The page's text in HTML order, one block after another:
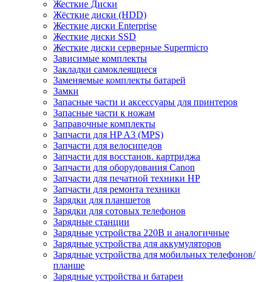
Жесткие Диски
Жёсткие диски (HDD)
Жесткие диски Enterprise
Жесткие диски SSD
Жесткие диски серверные Supermicro
Зависимые комплекты
Закладки самоклеящиеся
Заменяемые комплекты батарей
Замки
Запасные части и аксессуары для принтеров
Запасные части к ножам
Заправочные комплекты
Запчасти для HP A3 (MPS)
Запчасти для велосипедов
Запчасти для восстанов. картриджа
Запчасти для оборудования Canon
Запчасти для печатной техники HP
Запчасти для ремонта техники
Зарядки для планшетов
Зарядки для сотовых телефонов
Зарядные станции
Зарядные устройства 220В и аналогичные
Зарядные устройства для аккумуляторов
Зарядные устройства для мобильных телефонов/
планше
Зарядные устройства и батареи